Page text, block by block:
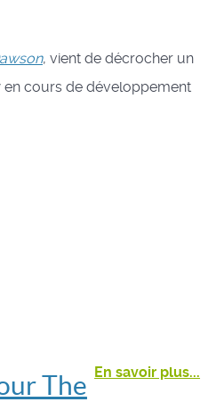
, vient de décrocher un
cours de développement
En savoir plus...
The